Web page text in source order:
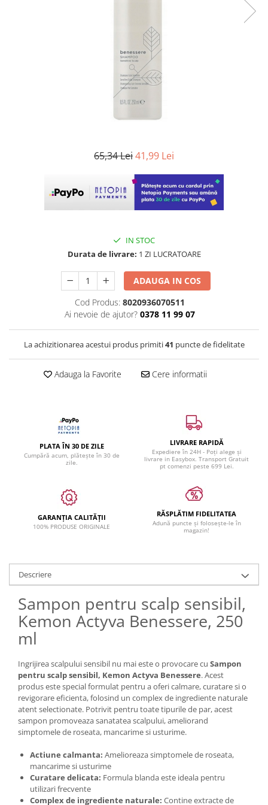
65,34 Lei41,99 Lei
IN STOC
Durata de livrare: 1 ZI LUCRATOARE
ADAUGA IN COS
Cod Produs: 8020936070511
Ai nevoie de ajutor? 0378 11 99 07
La achizitionarea acestui produs primiti41 puncte de fidelitate
Adauga la Favorite Cere informatii
PLATA ÎN 30 DE ZILE
Cumpără acum, plătește în 30 de
zile.
LIVRARE RAPIDĂ
Expediere în 24H - Poți alege și
livrare in Easybox. Transport Gratuit
pt comenzi peste 699 Lei.
GARANȚIA CALITĂȚII
100% PRODUSE ORIGINALE
RĂSPLĂTIM FIDELITATEA
Adună puncte și folosește-le în
magazin!
Descriere
Sampon pentru scalp sensibil,
Kemon Actyva Benessere, 250
ml
Ingrijirea scalpului sensibil nu mai este o provocare cu Sampon
pentru scalp sensibil, Kemon Actyva Benessere. Acest
produs este special formulat pentru a oferi calmare, curatare si o
revigorare eficienta, folosind un complex de ingrediente naturale
atent selectionate. Potrivit pentru toate tipurile de par, acest
sampon promoveaza sanatatea scalpului, ameliorand
simptomele de roseata, mancarime si usturime.
Actiune calmanta: Amelioreaza simptomele de roseata,
mancarime si usturime
Curatare delicata: Formula blanda este ideala pentru
utilizari frecvente
Complex de ingrediente naturale: Contine extracte de